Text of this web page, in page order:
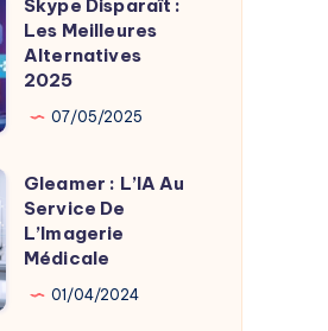
Skype Disparaît :
Les Meilleures
Alternatives
2025
07/05/2025
Gleamer : L’IA Au
Service De
L’Imagerie
Médicale
01/04/2024